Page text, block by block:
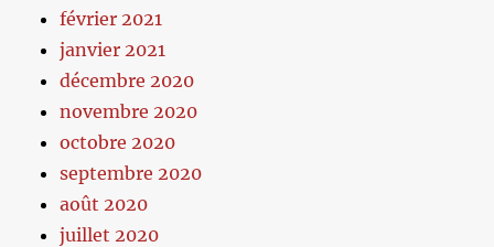
février 2021
janvier 2021
décembre 2020
novembre 2020
octobre 2020
septembre 2020
août 2020
juillet 2020